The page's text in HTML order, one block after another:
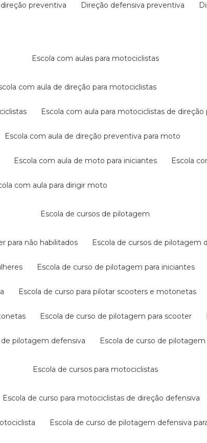
direção preventiva direção defensiva preventiva
escola com aulas para motociclistas
com aula de direção para motociclistas
escola com aula para motociclistas de
escola com aula de direção preventiva para moto
escola com aula de moto para iniciantes escola
com aula para dirigir moto
escola de cursos de pilotagem
para não habilitados escola de cursos de
escola de curso de pilotagem para iniciantes
escola de curso para pilotar scooters e motonetas
escola de curso de pilotagem para scooter
de pilotagem defensiva escola de curso de
escola de cursos para motociclistas
escola de curso para motociclistas de direção defensiva
escola de curso de pilotagem defensiva